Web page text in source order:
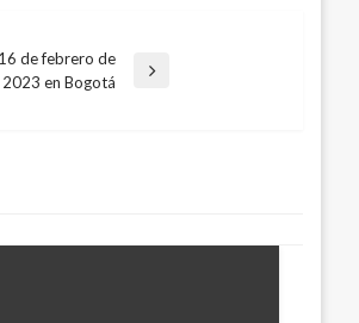
de febrero de
2023 en Bogotá